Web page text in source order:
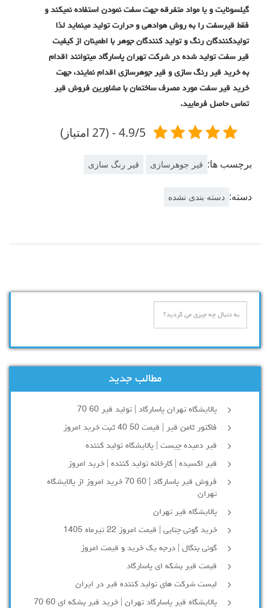
گیلسونایت و یا مواد متفرقه جهت سفت نمودن استفاده نمیکند و
فقط قیرسفت را به روش هوادهی و حرارت تولید مینماید لذا
تولیدکنندگان رنگ و تولید کنندگان جوهر با اطمینان از کیفیت
قیر سفت تولید شده در شرکت تهران پاسارگاد میتوانند اقدام
به خرید قیر رنگ سازی و قیر جوهرسازی اقدام نمایند، جهت
خرید قیر سفت مورد مصرف ساختمان با مشاورین فروش قیر
تماس حاصل فرمایید.
4.9/5 - (27 امتیاز)
برچسب ها: قیر جوهرسازی قیر رنگ سازی
دسته: دسته بندی نشده
مطالب جدید
پالایشگاه تهران پاسارگاد | تولید قیر 60 70
فاکتور ثامن قیر | قیمت 50 40 ثبت خرید امروز
قیر دمیده چیست | پالایشگاه تولید کننده
قیر اکسیده | کارخانه تولید کننده | خرید امروز
فروش قیر پاسارگاد | 60 70 خرید امروز از پالایشگاه
تهران
پالایشگاه قیر تهران
خرید گونی چتایی | قیمت امروز 22 تیرماه 1405
گونی بنگال | درجه یک خرید و قیمت امروز
قیمت قیر بشکه ای پاسارگاد
لیست شرکت های تولید کننده قیر در ایران
پالایشگاه قیر پاسارگاد تهران | خرید قیر بشکه ای 60 70